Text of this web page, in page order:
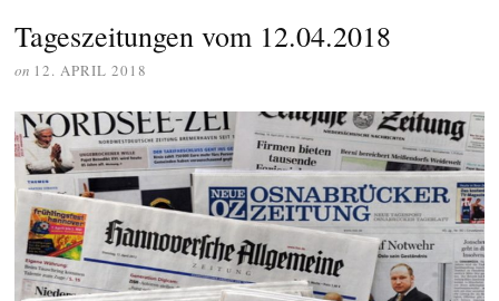
Tageszeitungen vom 12.04.2018
on 12. APRIL 2018